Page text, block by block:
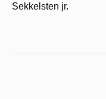
Sekkelsten jr.